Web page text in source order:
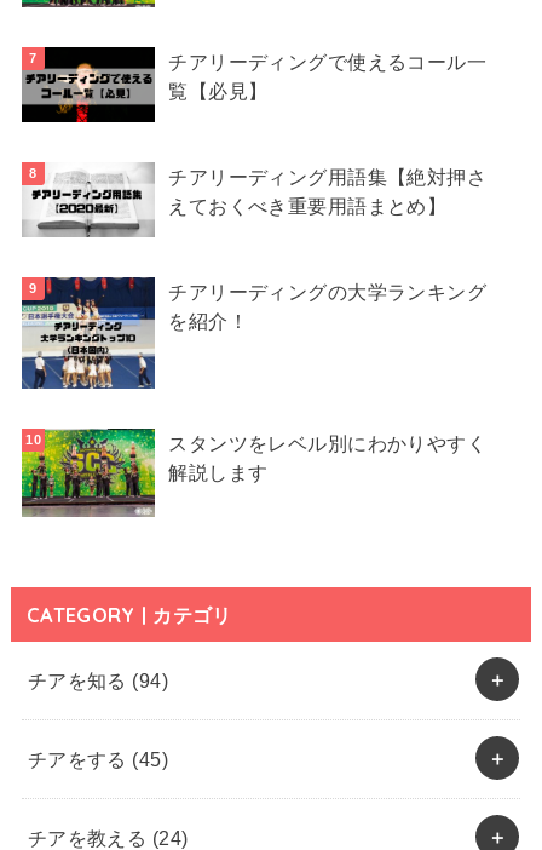
チアリーディングで使えるコール一
覧【必見】
チアリーディング用語集【絶対押さ
えておくべき重要用語まとめ】
チアリーディングの大学ランキング
を紹介！
スタンツをレベル別にわかりやすく
解説します
CATEGORY | カテゴリ
チアを知る (94)
チアをする (45)
チアを教える (24)